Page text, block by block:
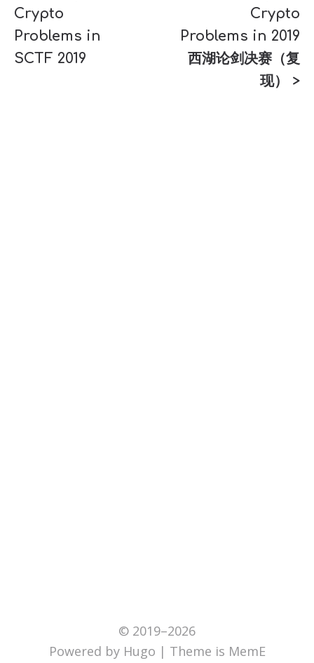
Crypto
Problems in
SCTF 2019
Crypto
Problems in 2019
西湖论剑决赛（复
现） >
© 2019–2026
Powered by Hugo | Theme is MemE